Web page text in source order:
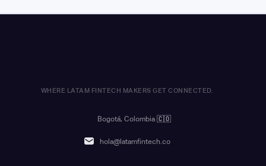
WHERE LATAM FINTECH MAKERS GET CONNECTED.
Bogotá, Colombia 🇨🇴
hola@latamfintech.co